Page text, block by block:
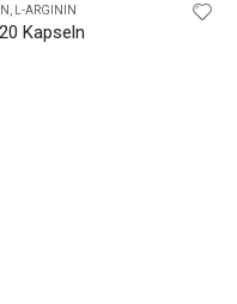
L-ARGININ
Kapseln